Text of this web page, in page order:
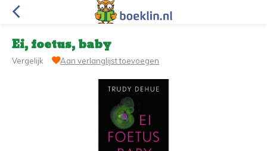
Ei, foetus, baby
Vergelijk Aan verlanglijst toevoegen